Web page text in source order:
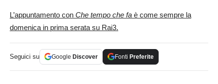
L’appuntamento con Che tempo che fa è come sempre la
domenica in prima serata su Rai3.
Seguici su Google Discover Fonti Preferite